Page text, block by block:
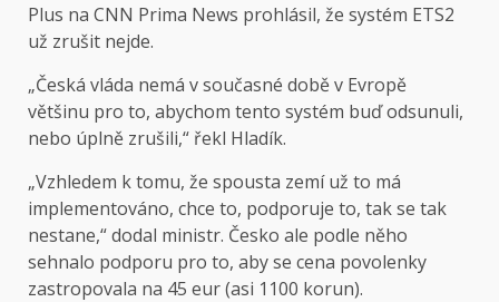
Plus na CNN Prima News prohlásil, že systém ETS2
už zrušit nejde.
„Česká vláda nemá v současné době v Evropě
většinu pro to, abychom tento systém buď odsunuli,
nebo úplně zrušili,“ řekl Hladík.
„Vzhledem k tomu, že spousta zemí už to má
implementováno, chce to, podporuje to, tak se tak
nestane,“ dodal ministr. Česko ale podle něho
sehnalo podporu pro to, aby se cena povolenky
zastropovala na 45 eur (asi 1100 korun).